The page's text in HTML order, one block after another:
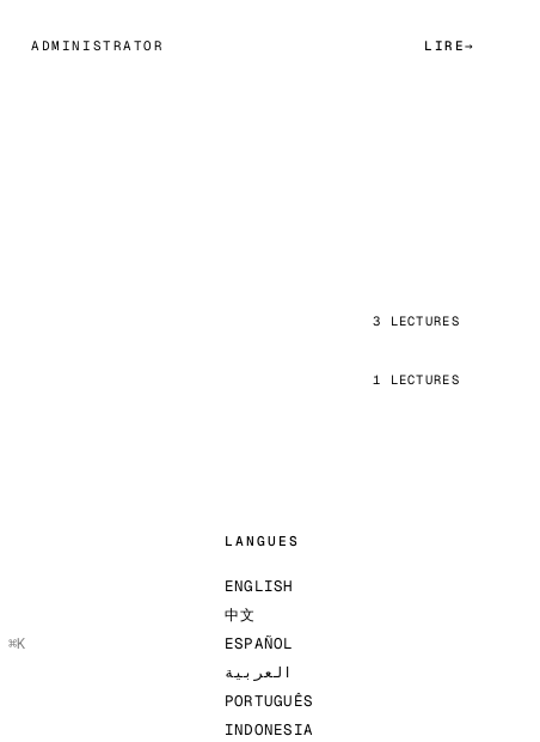
ADMINISTRATOR LIRE
3 LECTURES
1 LECTURES
⌘K
LANGUES
ENGLISH
中文
ESPAÑOL
العربية
PORTUGUÊS
INDONESIA